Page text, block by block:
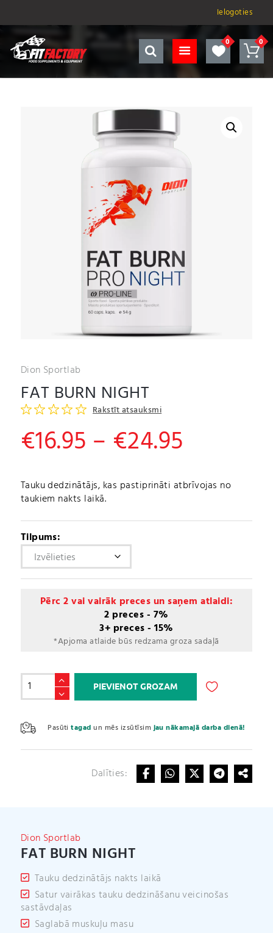
Ielogoties
Dion Sportlab
FAT BURN NIGHT
Rakstīt atsauksmi
€16.95 – €24.95
€16.95
through
Tauku dedzinātājs, kas pastiprināti atbrīvojas no
taukiem nakts laikā.
Tilpums:
Pērc 2 vai vairāk preces un saņem atlaidi:
2 preces - 7%
3+ preces - 15%
*Apjoma atlaide būs redzama groza sadaļā
Fat
Burn
daudzums
PIEVIENOT GROZAM
Pasūtitagad un mēs izsūtīsimjau nākamajā darba dienā!
e
r
n
Dalīties:
Dion Sportlab
FAT BURN NIGHT
Tauku dedzinātājs nakts laikā
Satur vairākas tauku dedzināšanu veicinošas
sastāvdaļas
Saglabā muskuļu masu